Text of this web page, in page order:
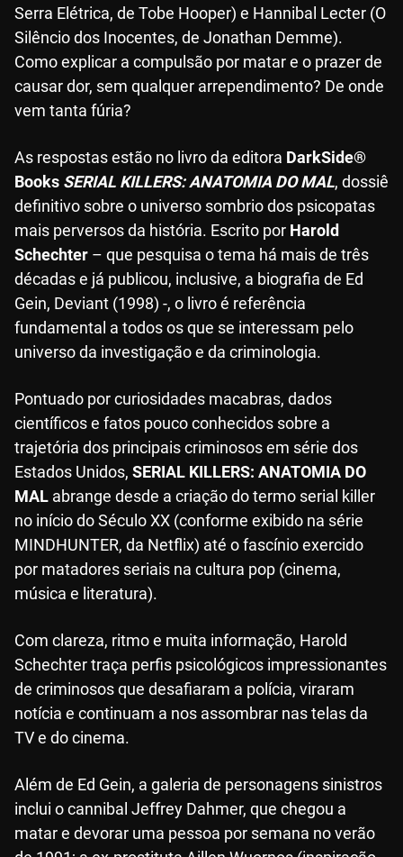
Serra Elétrica, de Tobe Hooper) e Hannibal Lecter (O
Silêncio dos Inocentes, de Jonathan Demme).
Como explicar a compulsão por matar e o prazer de
causar dor, sem qualquer arrependimento? De onde
vem tanta fúria?
As respostas estão no livro da editora DarkSide®
Books SERIAL KILLERS: ANATOMIA DO MAL, dossiê
definitivo sobre o universo sombrio dos psicopatas
mais perversos da história. Escrito por Harold
Schechter – que pesquisa o tema há mais de três
décadas e já publicou, inclusive, a biografia de Ed
Gein, Deviant (1998) -, o livro é referência
fundamental a todos os que se interessam pelo
universo da investigação e da criminologia.
Pontuado por curiosidades macabras, dados
científicos e fatos pouco conhecidos sobre a
trajetória dos principais criminosos em série dos
Estados Unidos, SERIAL KILLERS: ANATOMIA DO
MAL abrange desde a criação do termo serial killer
no início do Século XX (conforme exibido na série
MINDHUNTER, da Netflix) até o fascínio exercido
por matadores seriais na cultura pop (cinema,
música e literatura).
Com clareza, ritmo e muita informação, Harold
Schechter traça perfis psicológicos impressionantes
de criminosos que desafiaram a polícia, viraram
notícia e continuam a nos assombrar nas telas da
TV e do cinema.
Além de Ed Gein, a galeria de personagens sinistros
inclui o cannibal Jeffrey Dahmer, que chegou a
matar e devorar uma pessoa por semana no verão